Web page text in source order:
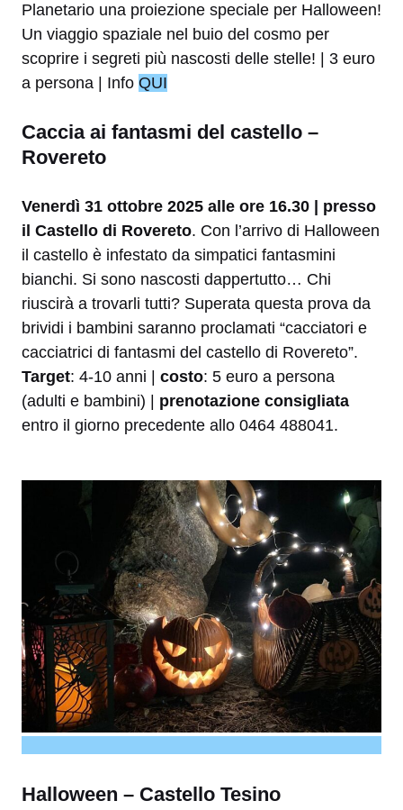
Planetario una proiezione speciale per Halloween!
Un viaggio spaziale nel buio del cosmo per
scoprire i segreti più nascosti delle stelle! | 3 euro
a persona | Info QUI
Caccia ai fantasmi del castello –
Rovereto
Venerdì 31 ottobre 2025 alle ore 16.30 | presso
il Castello di Rovereto. Con l’arrivo di Halloween
il castello è infestato da simpatici fantasmini
bianchi. Si sono nascosti dappertutto… Chi
riuscirà a trovarli tutti? Superata questa prova da
brividi i bambini saranno proclamati “cacciatori e
cacciatrici di fantasmi del castello di Rovereto”.
Target: 4-10 anni | costo: 5 euro a persona
(adulti e bambini) | prenotazione consigliata
entro il giorno precedente allo 0464 488041.
Halloween – Castello Tesino